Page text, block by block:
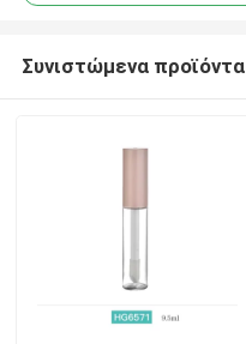
Συνιστώμενα προϊόντα